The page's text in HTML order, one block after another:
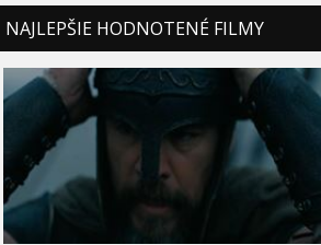
NAJLEPŠIE HODNOTENÉ FILMY